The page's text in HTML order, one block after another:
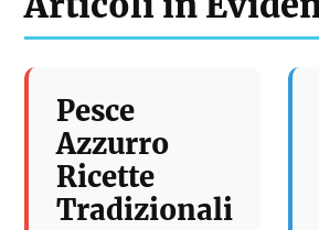
Pesce
Azzurro
Ricette
Tradizionali